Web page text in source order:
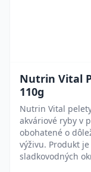
Nutrin Vital
110g
Nutrin Vital
akváriové ryby v
obohatené o
výživu. Produkt
sladkovodných